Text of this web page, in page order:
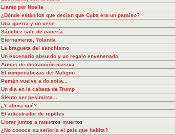
Llanto por Noelia
¿Dónde están los que decían que Cuba era un paraíso?
Una guerra y un cese
Sánchez sale de cacería
Eternamente, Yolanda
La bragueta del sanchismo
Un escenario absurdo y un regalo envenenado
Armas de distracción masiva
El rompecabezas del Maligno
Pemán vuelve a do solía...
Un día en la cabeza de Trump
Siento ser pesimista...
¿Y ahora qué?
El adiestrador de reptiles
Llorar juntos a nuestros muertos
¿No conoce su señoría el país que habita?